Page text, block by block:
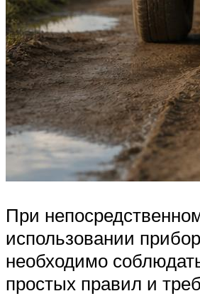
При
использовании
необходимо
простых правил и